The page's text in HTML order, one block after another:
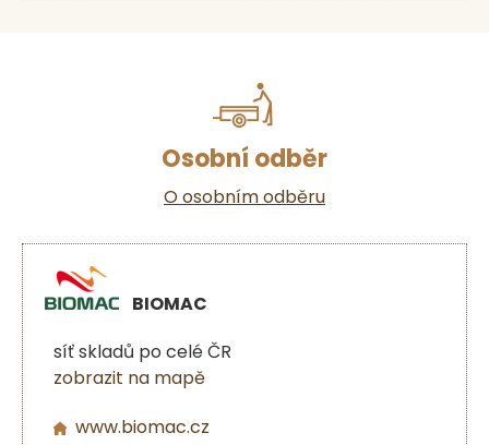
Osobní odběr
O osobním odběru
BIOMAC
síť skladů po celé ČR
zobrazit na mapě
www.biomac.cz